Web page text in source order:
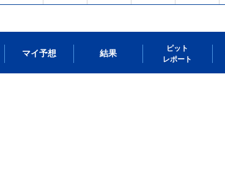
マイ予想 結果
ピット
レポート